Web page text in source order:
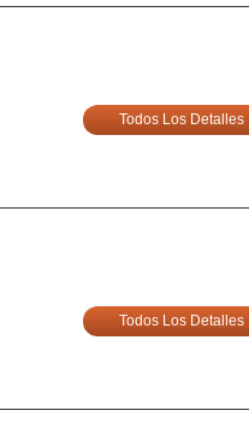
Todos Los Detalles
Todos Los Detalles